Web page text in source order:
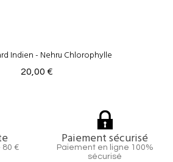
Indien - Nehru Chlorophylle
20,00 €
80 €
Paiement sécurisé
Paiement en ligne 100%
sécurisé